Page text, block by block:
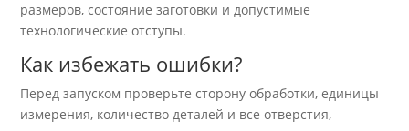
размеров, состояние заготовки и допустимые
технологические отступы.
Как избежать ошибки?
Перед запуском проверьте сторону обработки, единицы
измерения, количество деталей и все отверстия,